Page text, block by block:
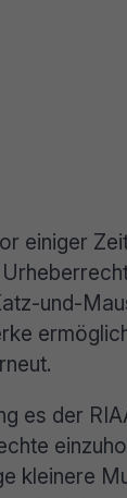
einiger
und-
es der
kleinere